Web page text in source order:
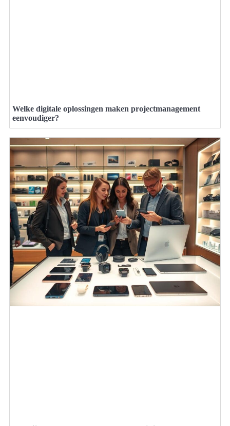
Welke digitale oplossingen maken projectmanagement
eenvoudiger?